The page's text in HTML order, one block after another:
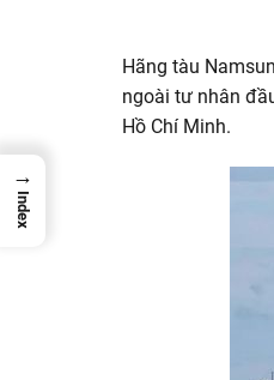
Hãng tàu
ngoài tư nhân
Hồ Chí Minh.
→
Index